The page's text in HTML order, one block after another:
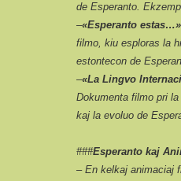
de Esperanto.
–«Esperanto estas…»
filmo, kiu esploras la
estontecon de
–«La Lingvo
Dokumenta filmo pri
kaj la evoluo de
###Esperanto kaj
– En kelkaj animaciaj